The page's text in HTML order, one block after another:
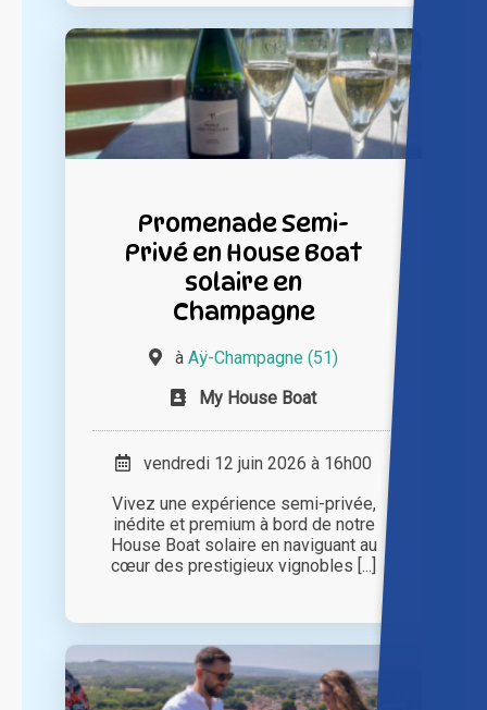
Promenade Semi-
Privé en House Boat
solaire en
Champagne
à Aÿ-Champagne (51)
My House Boat
vendredi 12 juin 2026 à 16h00
Vivez une expérience semi-privée,
inédite et premium à bord de notre
House Boat solaire en naviguant au
cœur des prestigieux vignobles [...]